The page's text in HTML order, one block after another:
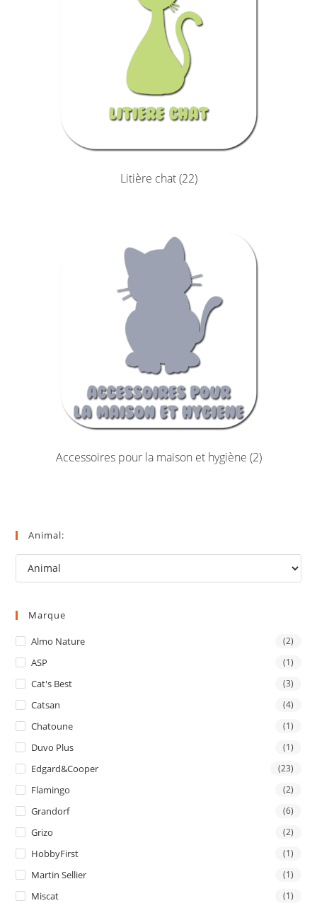
Litière chat(22)
Accessoires pour la maison et hygiène (2)
Animal:
Marque
Almo Nature (2)
ASP (1)
Cat's Best (3)
Catsan (4)
Chatoune (1)
Duvo Plus (1)
Edgard&Cooper (23)
Flamingo (2)
Grandorf (6)
Grizo (2)
HobbyFirst (1)
Martin Sellier (1)
Miscat (1)